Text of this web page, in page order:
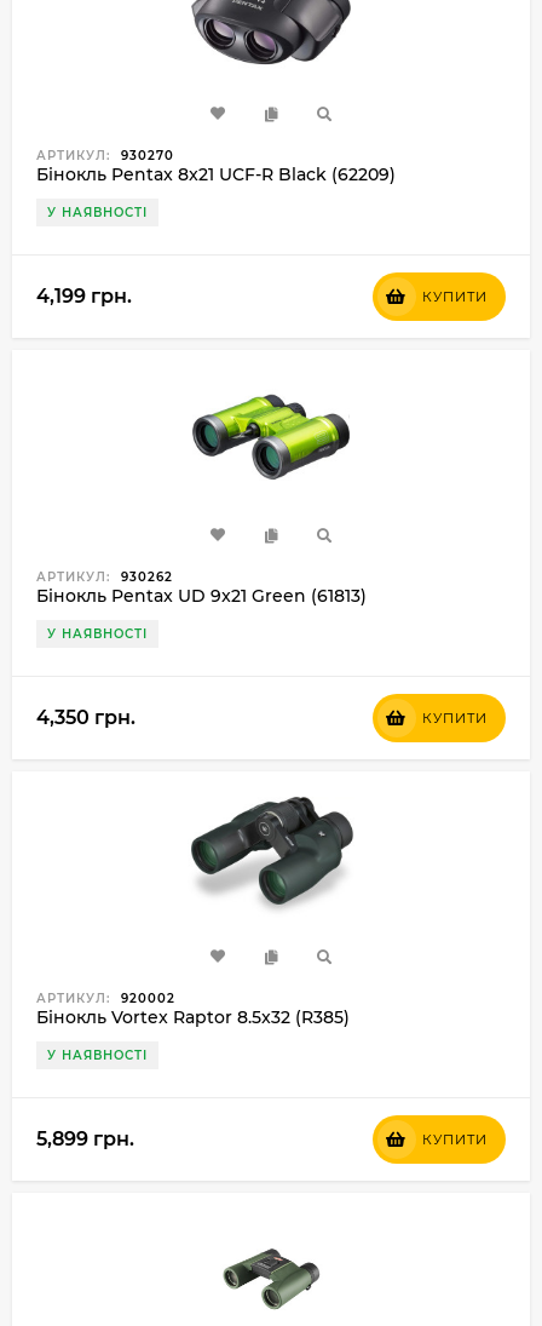
АРТИКУЛ: 930270
Бінокль Pentax 8x21 UCF-R Black (62209)
У НАЯВНОСТІ
4,199 грн. КУПИТИ
АРТИКУЛ: 930262
Бінокль Pentax UD 9x21 Green (61813)
У НАЯВНОСТІ
4,350 грн. КУПИТИ
АРТИКУЛ: 920002
Бінокль Vortex Raptor 8.5x32 (R385)
У НАЯВНОСТІ
5,899 грн. КУПИТИ